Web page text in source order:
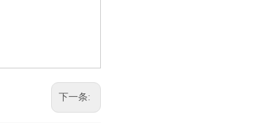
下一条: